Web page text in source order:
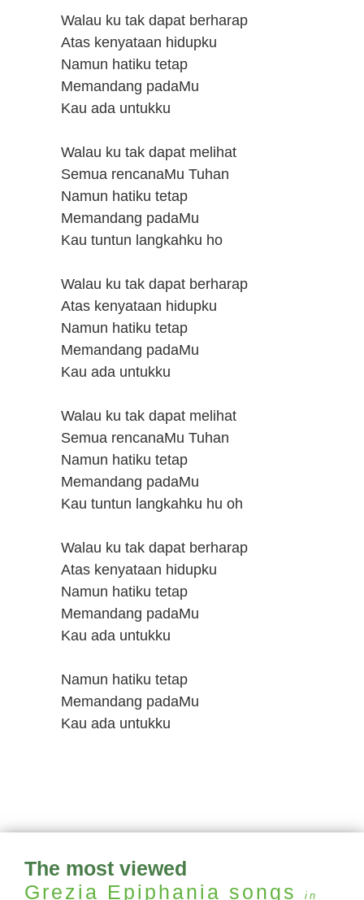
Walau ku tak dapat berharap
Atas kenyataan hidupku
Namun hatiku tetap
Memandang padaMu
Kau ada untukku
Walau ku tak dapat melihat
Semua rencanaMu Tuhan
Namun hatiku tetap
Memandang padaMu
Kau tuntun langkahku ho
Walau ku tak dapat berharap
Atas kenyataan hidupku
Namun hatiku tetap
Memandang padaMu
Kau ada untukku
Walau ku tak dapat melihat
Semua rencanaMu Tuhan
Namun hatiku tetap
Memandang padaMu
Kau tuntun langkahku hu oh
Walau ku tak dapat berharap
Atas kenyataan hidupku
Namun hatiku tetap
Memandang padaMu
Kau ada untukku
Namun hatiku tetap
Memandang padaMu
Kau ada untukku
The most viewed
Grezia Epiphania songs in